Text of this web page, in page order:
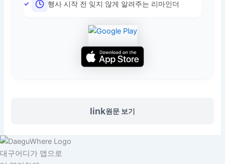
행사 시작 전 잊지 않게 알려주는 리마인더
link원문 보기
대구어디가 앱으로